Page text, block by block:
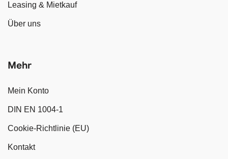
Leasing & Mietkauf
Über uns
Mehr
Mein Konto
DIN EN 1004-1
Cookie-Richtlinie (EU)
Kontakt